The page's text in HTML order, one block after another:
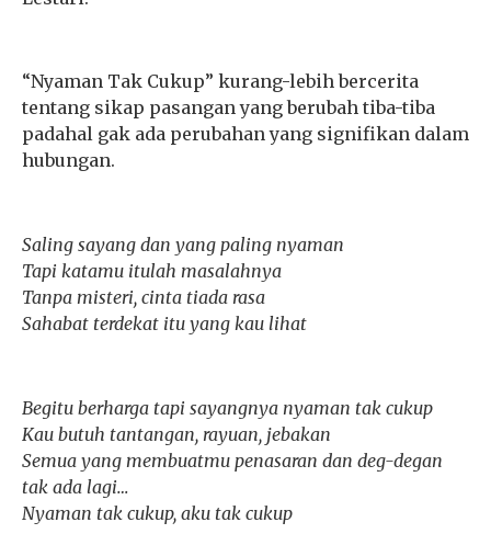
“Nyaman Tak Cukup” kurang-lebih bercerita
tentang sikap pasangan yang berubah tiba-tiba
padahal gak ada perubahan yang signifikan dalam
hubungan.
Saling sayang dan yang paling nyaman
Tapi katamu itulah masalahnya
Tanpa misteri, cinta tiada rasa
Sahabat terdekat itu yang kau lihat
Begitu berharga tapi sayangnya nyaman tak cukup
Kau butuh tantangan, rayuan, jebakan
Semua yang membuatmu penasaran dan deg-degan
tak ada lagi…
Nyaman tak cukup, aku tak cukup